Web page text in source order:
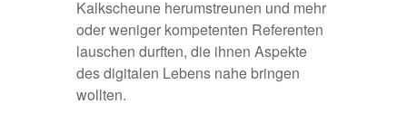
Kalkscheune herumstreunen und mehr
oder weniger kompetenten Referenten
lauschen durften, die ihnen Aspekte
des digitalen Lebens nahe bringen
wollten.